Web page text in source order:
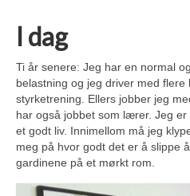
I dag
Ti år senere: Jeg har en normal
belastning og jeg driver med flere
styrketrening. Ellers jobber jeg
har også jobbet som lærer. Jeg
et godt liv. Innimellom må jeg
meg på hvor godt det er å slippe
gardinene på et mørkt rom.